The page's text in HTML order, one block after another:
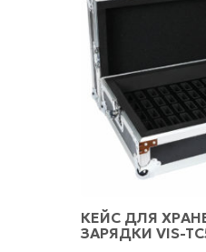
КЕЙС ДЛЯ
ЗАРЯДКИ VIS-